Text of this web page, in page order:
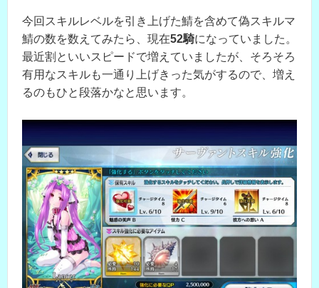
今回スキルレベルを引き上げた鯖を含めて偽スキルマ
鯖の数を数えてみたら、現在52騎になっていました。
最近割といいスピードで増えていましたが、そろそろ
有用なスキルも一通り上げきった気がするので、増え
るのもひと段落かなと思います。